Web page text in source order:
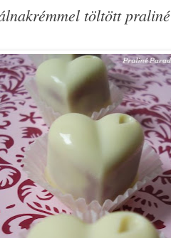
töltött praliné